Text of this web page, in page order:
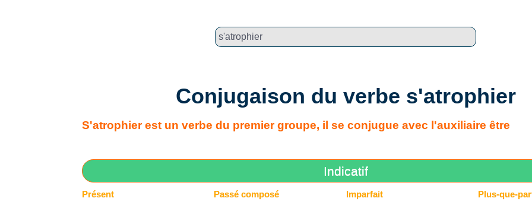
Conjugaison du verbe s'atrophier
S'atrophier est un verbe du premier groupe, il se conjugue avec l'auxiliaire être
Indicatif
Présent Passé composé Imparfait Plus-que-